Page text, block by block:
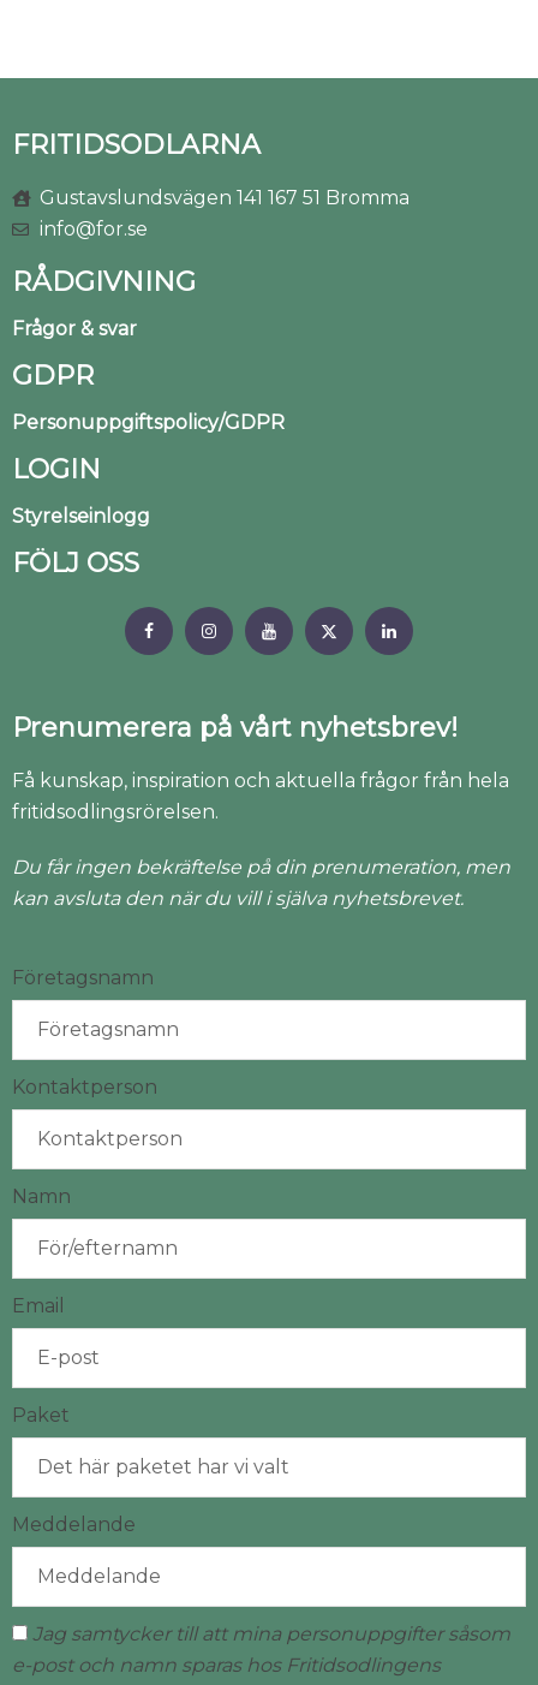
FRITIDSODLARNA
Gustavslundsvägen 141 167 51 Bromma
info@for.se
RÅDGIVNING
Frågor & svar
GDPR
Personuppgiftspolicy/GDPR
LOGIN
Styrelseinlogg
FÖLJ OSS
Prenumerera på vårt nyhetsbrev!
Få kunskap, inspiration och aktuella frågor från hela
fritidsodlingsrörelsen.
Du får ingen bekräftelse på din prenumeration, men
kan avsluta den när du vill i själva nyhetsbrevet.
Företagsnamn
Kontaktperson
Namn
Email
Paket
Meddelande
Jag samtycker till att mina personuppgifter såsom
e-post och namn sparas hos Fritidsodlingens